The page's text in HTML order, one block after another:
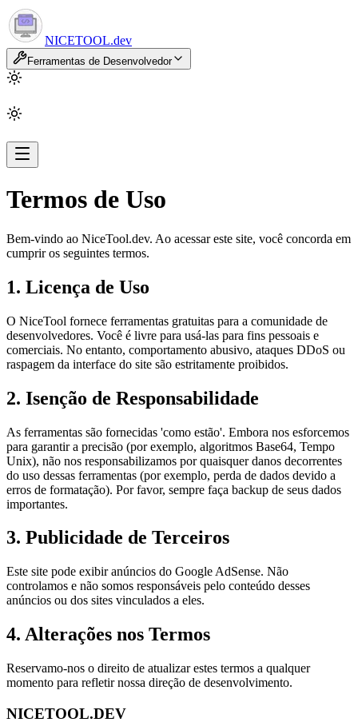
NICETOOL.dev
Ferramentas de Desenvolvedor
Termos de Uso
Bem-vindo ao NiceTool.dev. Ao acessar este site, você concorda em
cumprir os seguintes termos.
1. Licença de Uso
O NiceTool fornece ferramentas gratuitas para a comunidade de
desenvolvedores. Você é livre para usá-las para fins pessoais e
comerciais. No entanto, comportamento abusivo, ataques DDoS ou
raspagem da interface do site são estritamente proibidos.
2. Isenção de Responsabilidade
As ferramentas são fornecidas 'como estão'. Embora nos esforcemos
para garantir a precisão (por exemplo, algoritmos Base64, Tempo
Unix), não nos responsabilizamos por quaisquer danos decorrentes
do uso dessas ferramentas (por exemplo, perda de dados devido a
erros de formatação). Por favor, sempre faça backup de seus dados
importantes.
3. Publicidade de Terceiros
Este site pode exibir anúncios do Google AdSense. Não
controlamos e não somos responsáveis pelo conteúdo desses
anúncios ou dos sites vinculados a eles.
4. Alterações nos Termos
Reservamo-nos o direito de atualizar estes termos a qualquer
momento para refletir nossa direção de desenvolvimento.
NICETOOL.DEV